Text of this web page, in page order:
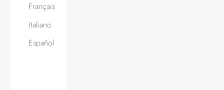
Français
Italiano
Español